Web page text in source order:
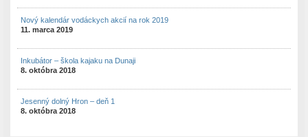
Nový kalendár vodáckych akcií na rok 2019
11. marca 2019
Inkubátor – škola kajaku na Dunaji
8. októbra 2018
Jesenný dolný Hron – deň 1
8. októbra 2018